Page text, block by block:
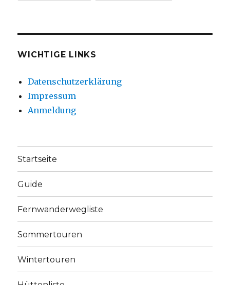
WICHTIGE LINKS
Datenschutzerklärung
Impressum
Anmeldung
Startseite
Guide
Fernwanderwegliste
Sommertouren
Wintertouren